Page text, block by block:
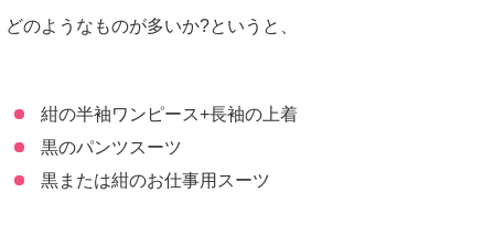
どのようなものが多いか?というと、
紺の半袖ワンピース+長袖の上着
黒のパンツスーツ
黒または紺のお仕事用スーツ